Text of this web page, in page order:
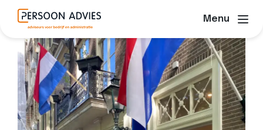
Menu